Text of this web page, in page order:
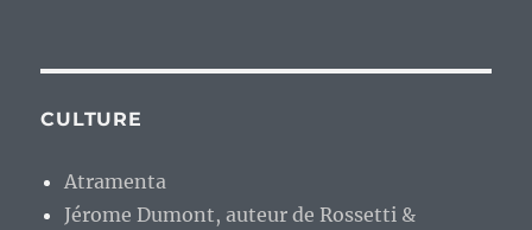
CULTURE
Atramenta
Jérome Dumont, auteur de Rossetti &